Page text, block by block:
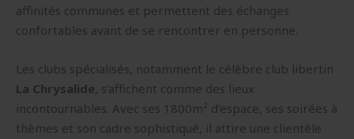
affinités communes et permettent des échanges
confortables avant de se rencontrer en personne.
Les clubs spécialisés, notamment le célèbre club libertin
La Chrysalide, s’affichent comme des lieux
incontournables. Avec ses 1800m² d’espace, ses soirées à
thèmes et son cadre sophistiqué, il attire une clientèle